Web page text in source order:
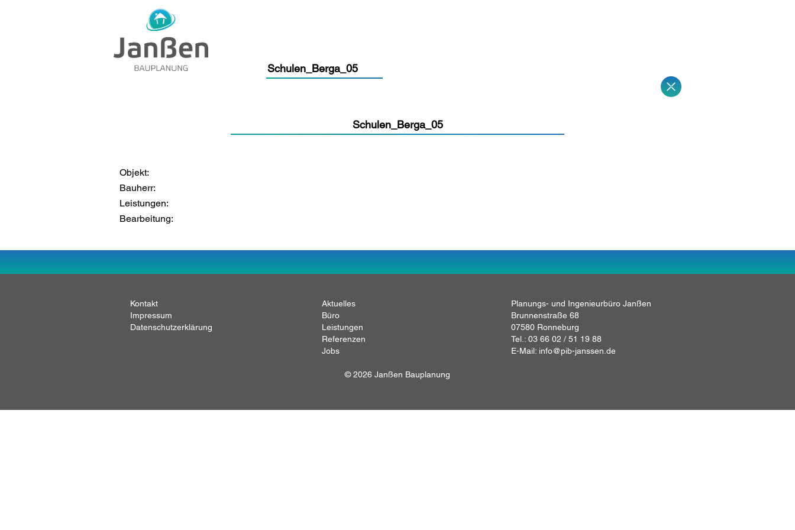
Schulen_Berga_05
Schulen_Berga_05
Objekt:
Bauherr:
Leistungen:
Bearbeitung:
Kontakt
Impressum
Datenschutzerklärung
Aktuelles
Büro
Leistungen
Referenzen
Jobs
Planungs- und Ingenieurbüro Janßen
Brunnenstraße 68
07580 Ronneburg
Tel.: 03 66 02 / 51 19 88
E-Mail: info@pib-janssen.de
© 2026 Janßen Bauplanung